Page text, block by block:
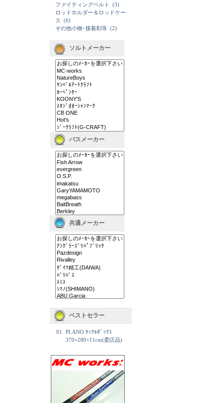
ファイティングベルト
(3)
ロッドホルダー＆ロッドケー
ス
(6)
その他小物･接着剤等 (2)
ソルトメーカー
バスメーカー
共通メーカー
ベストセラー
01.
PLANO ﾀｯｸﾙﾎﾞｯｸｽ
370×280×11cm(委託品)